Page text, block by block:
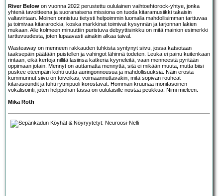
River Below on vuonna 2022 perustettu oululainen vaihtoehtorock-yhtye, jonka
yhtenä tavoitteena ja suoranaisena missiona on tuoda kitaramusiikki takaisin
valtavirtaan. Moinen onnistuu tietysti helpoimmin luomalla mahdollisimman tarttuvaa
ja toimivaa kitararockia, koska markkinat toimivat kysynnän ja tarjonnan lakien
mukaan. Alle kolmeen minuuttiin puristuva debyyttisinkku on mitä mainion esimerkki
tarttuvuudesta, joten lupaavasti ainakin alkaa taival.
Wasteaway on menneen rakkauden tuhkista syntynyt siivu, jossa katsotaan
taaksepäin päätään puistellen ja vahingot lähinnä todeten. Leuka ei painu kuitenkaan
rintaan, eikä kertoja nillitä lasiinsa katkeria kyyneleitä, vaan menneestä pyritään
oppimaan jotain. Mennyt on auttamatta mennyttä, sitä ei mikään muuta, mutta biisi
puskee eteenpäin kohti uutta auringonnousua ja mahdollisuuksia. Näin erosta
kummunnut siivu on toiveikas, voimaannuttavakin, mitä sopivan rouheat
kitarasoundit ja tuhti rytmipuoli korostavat. Homman kruunaa monitasoinen
vokalisointi, joten helppohan tässä on oululaisille nostaa peukkua. Nimi mieleen.
Mika Roth